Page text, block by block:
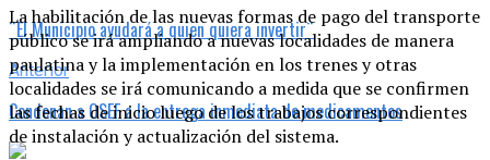
¨El Municipio ayudará a quien quiera invertir¨
Anterior
Condenan a OSEF a la entrega inmediata de medicamentos
La habilitación de las nuevas formas de pago del transporte
público se irá ampliando a nuevas localidades de manera
paulatina y la implementación en los trenes y otras
localidades se irá comunicando a medida que se confirmen
las fechas de inicio luego de los trabajos correspondientes
de instalación y actualización del sistema.